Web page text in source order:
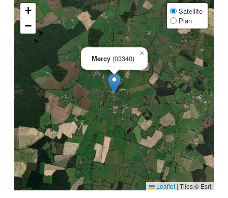
Mercy (03340)
×
+
−
Satellite
Plan
Leaflet | Tiles © Esri